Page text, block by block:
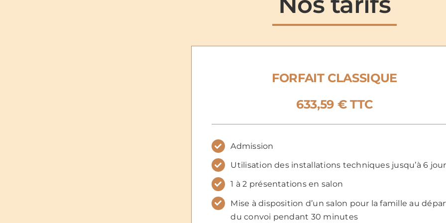
FORFAIT CLASSIQUE
633,59 € TTC
Admission
Utilisation des installations techniques jusqu’à 6
1 à 2 présentations en salon
Mise à disposition d’un salon pour la famille au
du convoi pendant 30 minutes